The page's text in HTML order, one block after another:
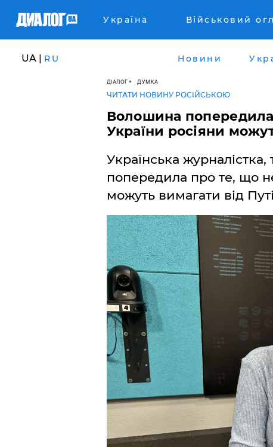
Україна Військовий
UA | RU Новини
ДІАЛОГ ДУМКА
ЧИТАТИ НОВИНУ РОСІЙСЬКОЮ
Волошина
України росіяни
Українська
попередила про те, що
можуть вимагати від